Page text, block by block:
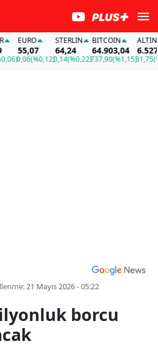
EURO
55,07
0,06(%0,12)
STERLIN
64,24
0,14(%0,22)
BITCOIN
64.903,04
737,90(%1,15)
ALTIN
31,75
21 Mayıs 2026 - 05:22
borcu